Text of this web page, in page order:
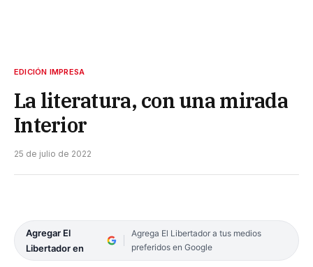
EDICIÓN IMPRESA
La literatura, con una mirada
Interior
25 de julio de 2022
Agregar El
Libertador en
Agrega El Libertador a tus medios
preferidos en Google